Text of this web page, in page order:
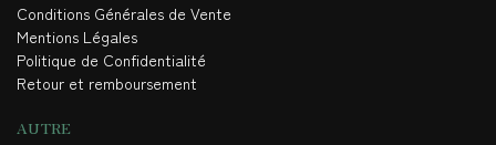
Conditions Générales de Vente
Mentions Légales
Politique de Confidentialité
Retour et remboursement
AUTRE